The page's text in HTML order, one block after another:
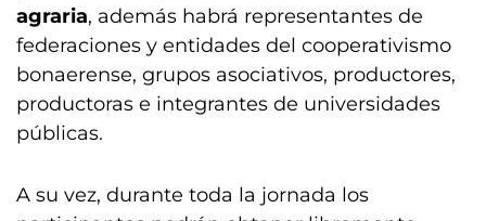
agraria, además habrá representantes de
federaciones y entidades del cooperativismo
bonaerense, grupos asociativos, productores,
productoras e integrantes de universidades
públicas.
A su vez, durante toda la jornada los